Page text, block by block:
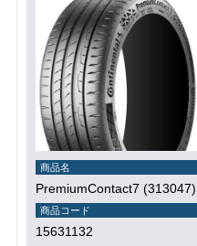
商品名
PremiumContact7 (313047)
商品コード
15631132